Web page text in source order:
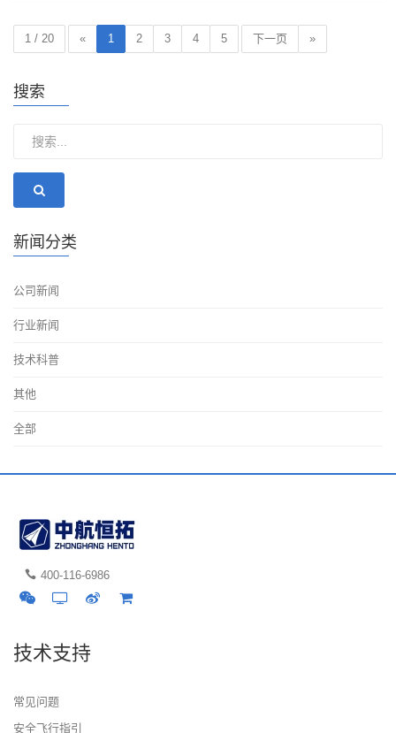
1 / 20 « 1 2 3 4 5 下一页 »
搜索
新闻分类
公司新闻
行业新闻
技术科普
其他
全部
400-116-6986
技术支持
常见问题
安全飞行指引